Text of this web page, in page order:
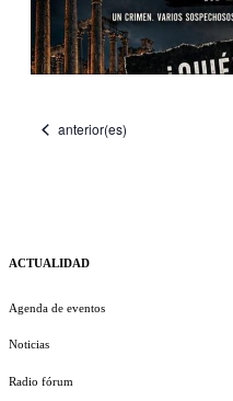
Eventos
anterior(es)
ACTUALIDAD
Agenda de eventos
Noticias
Radio fórum